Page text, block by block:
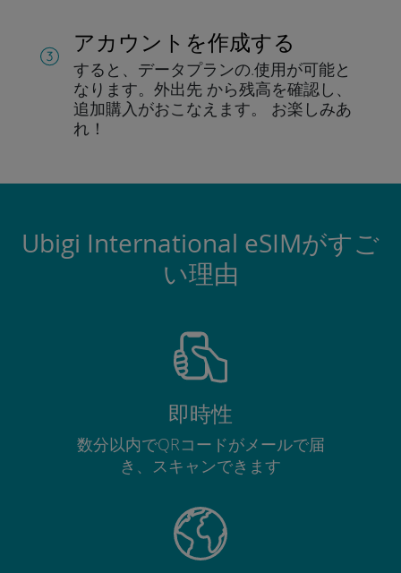
アカウントを作成する
すると、データプランの.使用が可能と
なります。 外出先 から残高を確認し、
追加購入がおこなえます。
お楽しみあ
れ！
Ubigi International eSIMがすご
い理由
即時性
数分以内でQRコードがメールで届
き、スキャンできます